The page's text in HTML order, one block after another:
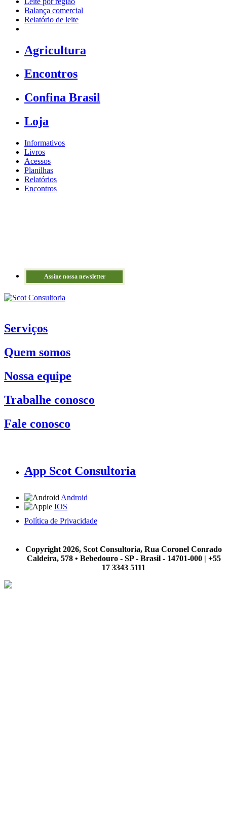
Balança comercial
Relatório de leite
Agricultura
Encontros
Confina Brasil
Loja
Informativos
Livros
Acessos
Planilhas
Relatórios
Encontros
Assine nossa newsletter
Serviços
Quem somos
Nossa equipe
Trabalhe conosco
Fale conosco
App Scot Consultoria
Android
IOS
Política de Privacidade
Copyright 2026, Scot Consultoria, Rua Coronel Conrado
Caldeira, 578 • Bebedouro - SP - Brasil - 14701-000 | +55
17 3343 5111